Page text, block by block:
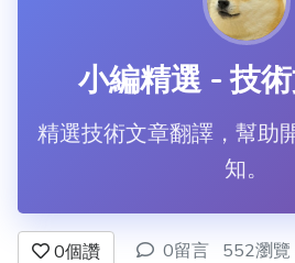
小編精選 - 技
精選技術文章翻譯，幫助
知。
0個讚 0留言 552瀏覽